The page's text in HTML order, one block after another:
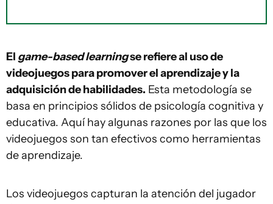
El game-based learningse refiere al uso de
videojuegos para promover el aprendizaje y la
adquisición de habilidades. Esta metodología se
basa en principios sólidos de psicología cognitiva y
educativa. Aquí hay algunas razones por las que los
videojuegos son tan efectivos como herramientas
de aprendizaje.
Los videojuegos capturan la atención del jugador